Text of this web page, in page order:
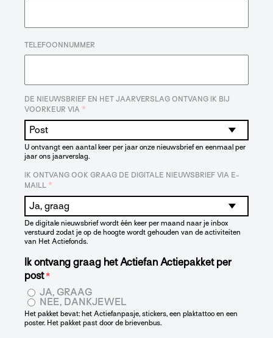
TELEFOONNUMMER
DE NIEUWSBRIEF EN HET JAARVERSLAG ONTVANG IK BIJ
VOORKEUR VIA *
U ontvangt een aantal keer per jaar onze nieuwsbrief en eenmaal per
jaar ons jaarverslag.
IK ONTVANG OOK GRAAG DE DIGITALE NIEUWSBRIEF VIA E-
MAILL *
De digitale nieuwsbrief wordt één keer per maand naar je inbox
verstuurd zodat je op de hoogte wordt gehouden van de activiteiten
van Het Actiefonds.
Ik ontvang graag het Actiefan Actiepakket per
post *
JA, GRAAG
NEE, DANKJEWEL
Het pakket bevat: het Actiefanpasje, stickers, een plaktattoo en een
poster. Het pakket past door de brievenbus.